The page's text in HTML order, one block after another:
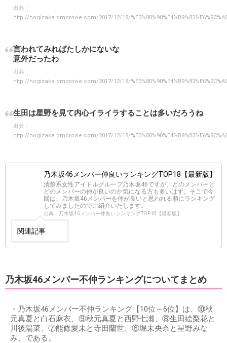
出典：
http://nogizaka.omorovie.com/2017/12/18/
言われてみればたしかにないな
意外だったわ
出典：
http://nogizaka.omorovie.com/2017/12/18/
生田は星野を見て内心イライラすることは多いだろうね
出典：
http://nogizaka.omorovie.com/2017/12/18/
乃木坂46メンバー仲良いランキングTOP18【最新版】
清楚系女性アイドルグループ乃木坂46ですが、どのメンバーと
どのメンバーの仲が良いのか気になる方も多いはず。そこで今
回は、乃木坂46メンバーを仲が良いと思われる順にランキング
してみましたのでご紹介いたします。
出典：乃木坂46メンバー仲良いランキングTOP18【最新版】
関連記事
乃木坂46メンバー不仲ランキングについてまとめ
・乃木坂46メンバー不仲ランキング【10位～6位】は、⑩秋
元真夏と白石麻衣、⑨秋元真夏と西野七瀬、⑧生田絵梨花と
川後陽菜、⑦能條愛未と寺田蘭世、⑥堀未央奈と星野みな
み、である。